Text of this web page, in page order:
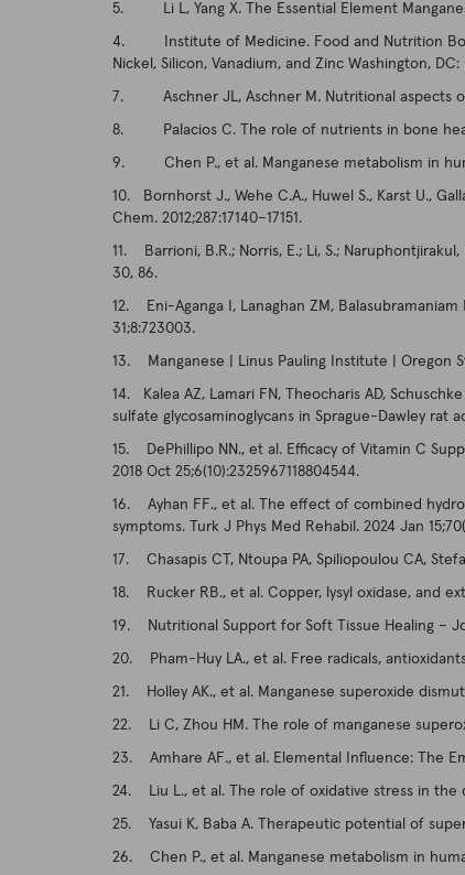
5. Li L, Yang X. The Essential Element
4. Institute of Medicine. Food and Nutrition
Nickel, Silicon, Vanadium, and Zinc Washington,
7. Aschner JL, Aschner M. Nutritional aspects of
8. Palacios C. The role of nutrients in bone
9. Chen P., et al. Manganese metabolism in
10. Bornhorst J., Wehe C.A., Huwel S., Karst U.,
Chem. 2012;287:17140–17151.
11. Barrioni, B.R.; Norris, E.; Li, S.;
30, 86.
12. Eni-Aganga I, Lanaghan ZM, Balasubramaniam
31;8:723003.
13. Manganese | Linus Pauling Institute | Oregon
14. Kalea AZ, Lamari FN, Theocharis AD,
sulfate glycosaminoglycans in Sprague-Dawley rat
15. DePhillipo NN., et al. Efficacy of Vitamin C
2018 Oct 25;6(10):2325967118804544.
16. Ayhan FF., et al. The effect of combined
symptoms. Turk J Phys Med Rehabil. 2024 Jan
17. Chasapis CT, Ntoupa PA, Spiliopoulou CA,
18. Rucker RB., et al. Copper, lysyl oxidase, and
19. Nutritional Support for Soft Tissue Healing –
20. Pham-Huy LA., et al. Free radicals,
21. Holley AK., et al. Manganese superoxide
22. Li C, Zhou HM. The role of manganese
23. Amhare AF., et al. Elemental Influence: The
24. Liu L., et al. The role of oxidative stress in the
25. Yasui K, Baba A. Therapeutic potential of
26. Chen P., et al. Manganese metabolism in